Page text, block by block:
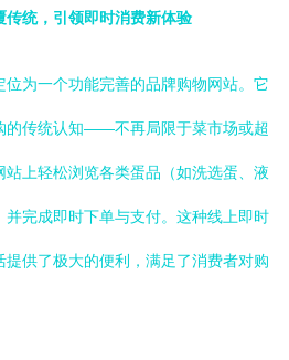
统，引领即时消费新体验
为一个功能完善的品牌购物网站。它
的传统认知——不再局限于菜市场或超
上轻松浏览各类蛋品（如洗选蛋、液
完成即时下单与支付。这种线上即时
供了极大的便利，满足了消费者对购